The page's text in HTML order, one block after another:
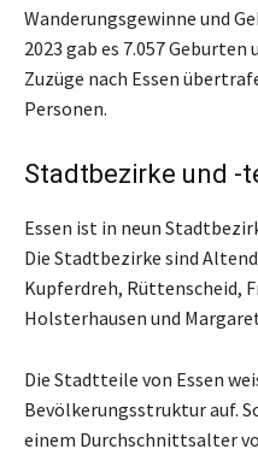
Wanderungsgewinne und
2023 gab es 7.057 Geburten
Zuzüge nach Essen
Personen.
Stadtbezirke und -
Essen ist in neun
Die Stadtbezirke sind
Kupferdreh, Rüttenscheid,
Holsterhausen und
Die Stadtteile von Essen
Bevölkerungsstruktur auf.
einem Durchschnittsalter